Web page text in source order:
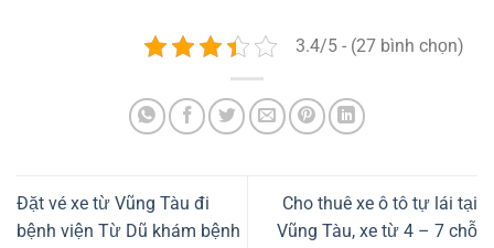
3.4/5 - (27 bình chọn)
Đặt vé xe từ Vũng Tàu đi
bệnh viện Từ Dũ khám bệnh
Cho thuê xe ô tô tự lái tại
Vũng Tàu, xe từ 4 – 7 chỗ